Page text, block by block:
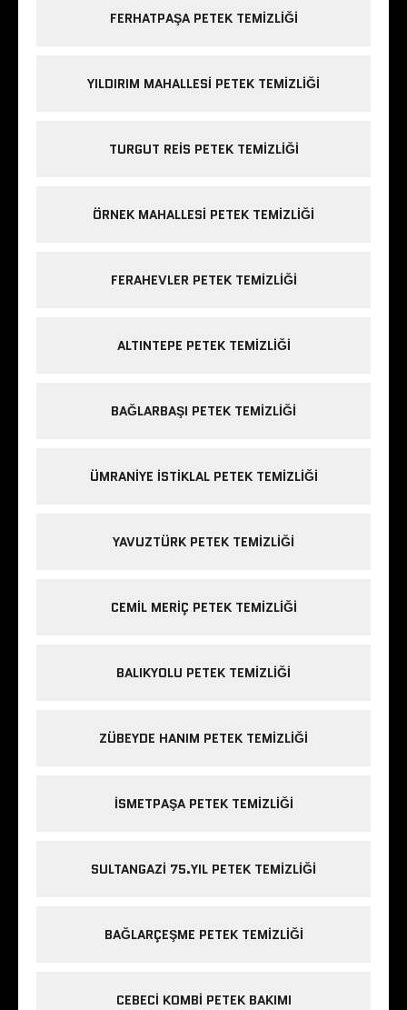
FERHATPAŞA PETEK TEMIZLIĞI
YILDIRIM MAHALLESI PETEK TEMIZLIĞI
TURGUT REIS PETEK TEMIZLIĞI
ÖRNEK MAHALLESI PETEK TEMIZLIĞI
FERAHEVLER PETEK TEMIZLIĞI
ALTINTEPE PETEK TEMIZLIĞI
BAĞLARBAŞI PETEK TEMIZLIĞI
ÜMRANIYE ISTIKLAL PETEK TEMIZLIĞI
YAVUZTÜRK PETEK TEMIZLIĞI
CEMIL MERIÇ PETEK TEMIZLIĞI
BALIKYOLU PETEK TEMIZLIĞI
ZÜBEYDE HANIM PETEK TEMIZLIĞI
ISMETPAŞA PETEK TEMIZLIĞI
SULTANGAZI 75.YIL PETEK TEMIZLIĞI
BAĞLARÇEŞME PETEK TEMIZLIĞI
CEBECI KOMBI PETEK BAKIMI